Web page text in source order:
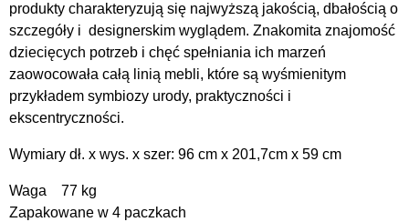
produkty charakteryzują się najwyższą jakością, dbałością o
szczegóły i designerskim wyglądem. Znakomita znajomość
dziecięcych potrzeb i chęć spełniania ich marzeń
zaowocowała całą linią mebli, które są wyśmienitym
przykładem symbiozy urody, praktyczności i
ekscentryczności.
Wymiary dł. x wys. x szer: 96 cm x 201,7cm x 59 cm
Waga 77 kg
Zapakowane w 4 paczkach